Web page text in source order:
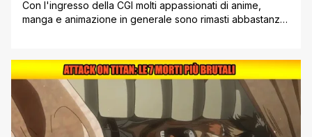
Con l'ingresso della CGI molti appassionati di anime,
manga e animazione in generale sono rimasti abbastanza
'classica' animazione in 2D. Trigun Stampede sarà uno di
questi. Ci sono sempre stati comunque, esempi in cui la
CGI ha [']